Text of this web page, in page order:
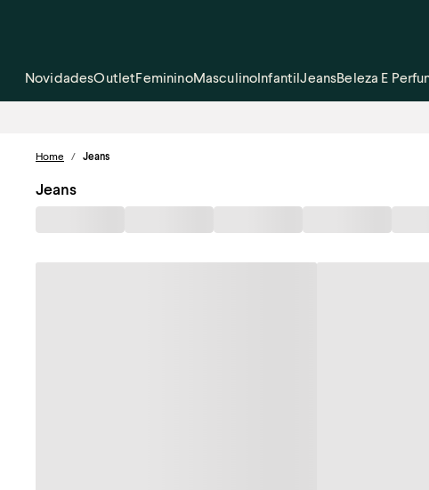
NovidadesOutletFemininoMasculinoInfantilJeansBeleza E
Home / Jeans
Jeans